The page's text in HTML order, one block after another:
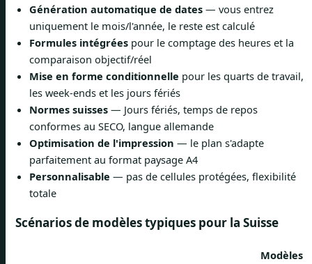
Génération automatique de dates — vous entrez
uniquement le mois/l'année, le reste est calculé
Formules intégrées pour le comptage des heures et la
comparaison objectif/réel
Mise en forme conditionnelle pour les quarts de travail,
les week-ends et les jours fériés
Normes suisses — Jours fériés, temps de repos
conformes au SECO, langue allemande
Optimisation de l'impression — le plan s'adapte
parfaitement au format paysage A4
Personnalisable — pas de cellules protégées, flexibilité
totale
Scénarios de modèles typiques pour la Suisse
Modèles